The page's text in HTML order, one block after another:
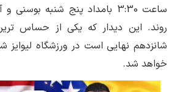
ساعت 3:30 بامداد پنج شنبه
روند. این دیدار که یکی از حساس
شانزدهم نهایی است در ورزشگاه لیوایز
خواهد شد.